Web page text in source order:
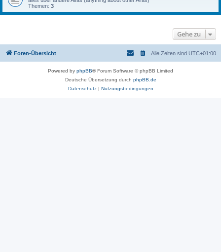
Themen: 3
Gehe zu
Foren-Übersicht Alle Zeiten sind UTC+01:00
Powered by phpBB® Forum Software © phpBB Limited
Deutsche Übersetzung durch phpBB.de
Datenschutz| Nutzungsbedingungen